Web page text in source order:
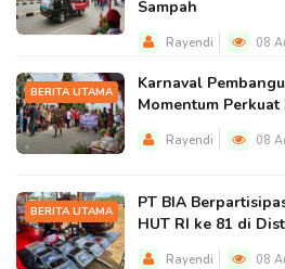
Sampah
Rayendi 08
BERITA UTAMA
Karnaval
Momentum
Rayendi 08
BERITA UTAMA
PT BIA
HUT RI ke 81 di
Rayendi 08